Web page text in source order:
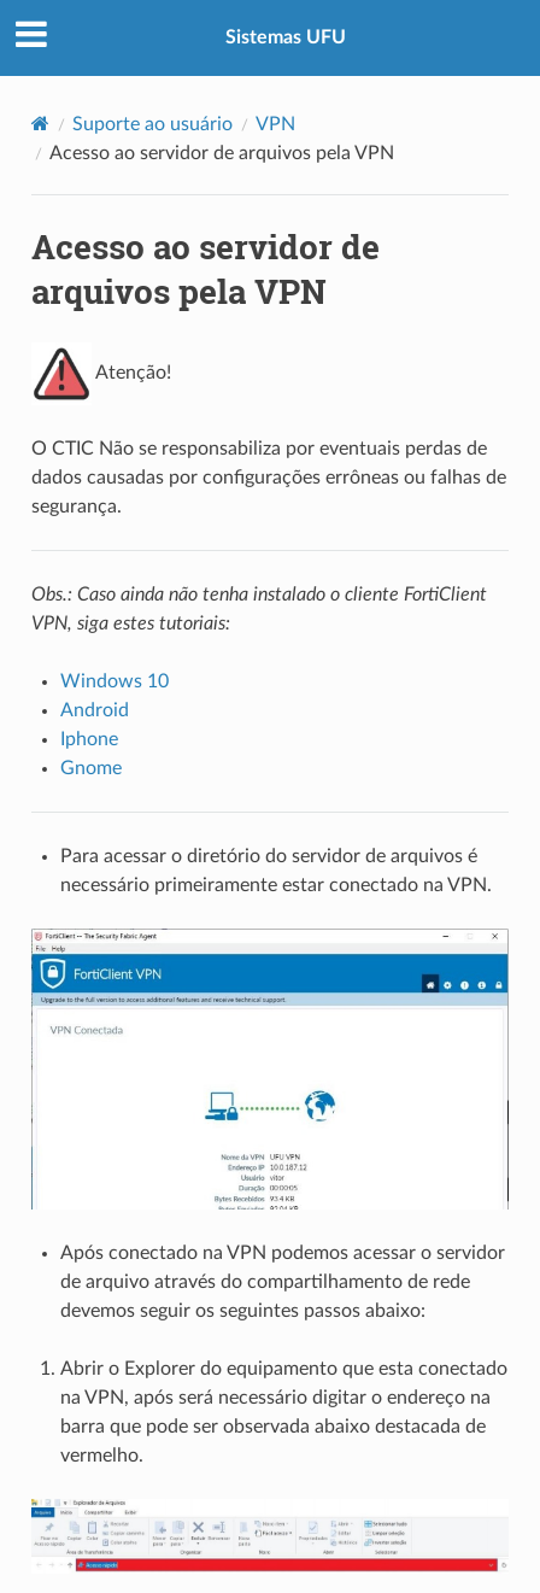
Sistemas UFU
Suporte ao usuário
VPN
Acesso ao servidor de arquivos pela VPN
Acesso ao servidor de
arquivos pela VPN
Atenção!
O CTIC Não se responsabiliza por eventuais perdas de
dados causadas por configurações errôneas ou falhas de
segurança.
Obs.: Caso ainda não tenha instalado o cliente FortiClient
VPN, siga estes tutoriais:
Windows 10
Android
Iphone
Gnome
Para acessar o diretório do servidor de arquivos é
necessário primeiramente estar conectado na VPN.
Após conectado na VPN podemos acessar o servidor
de arquivo através do compartilhamento de rede
devemos seguir os seguintes passos abaixo:
Abrir o Explorer do equipamento que esta conectado
na VPN, após será necessário digitar o endereço na
barra que pode ser observada abaixo destacada de
vermelho.